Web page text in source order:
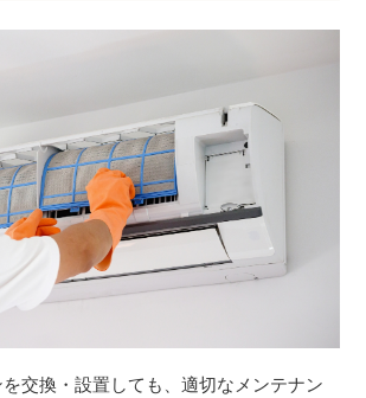
交換・設置しても、適切なメンテナン